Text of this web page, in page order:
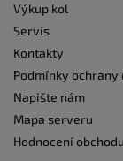
Výkup kol
Servis
Kontakty
Podmínky ochrany
Napište nám
Mapa serveru
Hodnocení obchodu